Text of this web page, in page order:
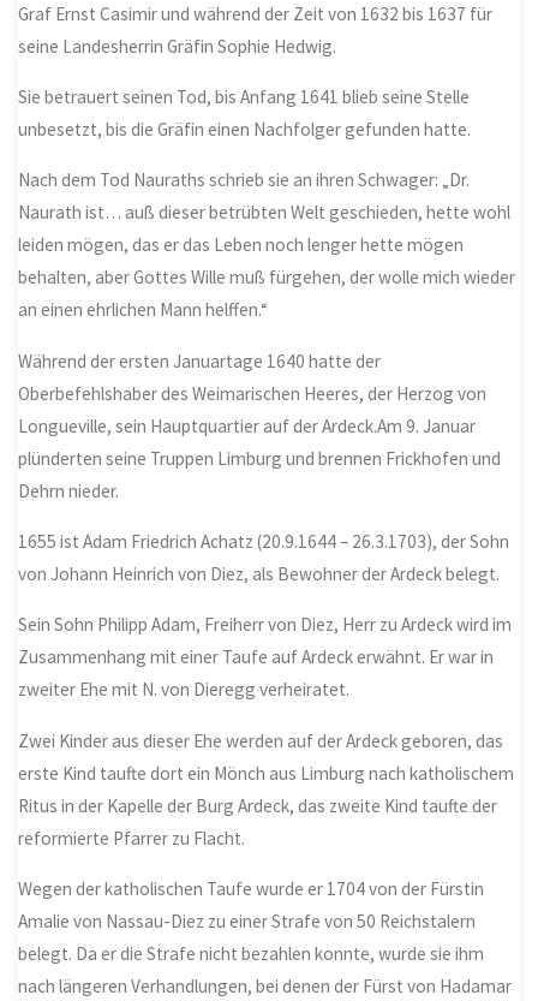
Graf Ernst Casimir und während der Zeit von 1632 bis 1637 für
seine Landesherrin Gräfin Sophie Hedwig.
Sie betrauert seinen Tod, bis Anfang 1641 blieb seine Stelle
unbesetzt, bis die Gräfin einen Nachfolger gefunden hatte.
Nach dem Tod Nauraths schrieb sie an ihren Schwager: „Dr.
Naurath ist… auß dieser betrübten Welt geschieden, hette wohl
leiden mögen, das er das Leben noch lenger hette mögen
behalten, aber Gottes Wille muß fürgehen, der wolle mich wieder
an einen ehrlichen Mann helffen.“
Während der ersten Januartage 1640 hatte der
Oberbefehlshaber des Weimarischen Heeres, der Herzog von
Longueville, sein Hauptquartier auf der Ardeck.Am 9. Januar
plünderten seine Truppen Limburg und brennen Frickhofen und
Dehrn nieder.
1655 ist Adam Friedrich Achatz (20.9.1644 – 26.3.1703), der Sohn
von Johann Heinrich von Diez, als Bewohner der Ardeck belegt.
Sein Sohn Philipp Adam, Freiherr von Diez, Herr zu Ardeck wird im
Zusammenhang mit einer Taufe auf Ardeck erwähnt. Er war in
zweiter Ehe mit N. von Dieregg verheiratet.
Zwei Kinder aus dieser Ehe werden auf der Ardeck geboren, das
erste Kind taufte dort ein Mönch aus Limburg nach katholischem
Ritus in der Kapelle der Burg Ardeck, das zweite Kind taufte der
reformierte Pfarrer zu Flacht.
Wegen der katholischen Taufe wurde er 1704 von der Fürstin
Amalie von Nassau-Diez zu einer Strafe von 50 Reichstalern
belegt. Da er die Strafe nicht bezahlen konnte, wurde sie ihm
nach längeren Verhandlungen, bei denen der Fürst von Hadamar